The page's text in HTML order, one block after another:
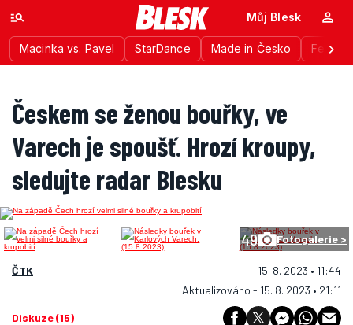
Macinka vs. Pavel StarDance Made in Česko
Můj Blesk
Českem se ženou bouřky, ve
Varech je spoušť. Hrozí kroupy,
sledujte radar Blesku
49 Fotogalerie >
ČTK
15. 8. 2023 • 11:44
Aktualizováno - 15. 8. 2023 • 21:11
Diskuze (15)